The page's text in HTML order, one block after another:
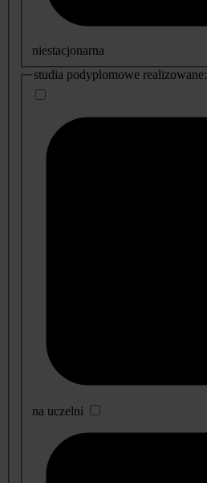
niestacjonarna
studia podyplomowe realizowane:
na uczelni